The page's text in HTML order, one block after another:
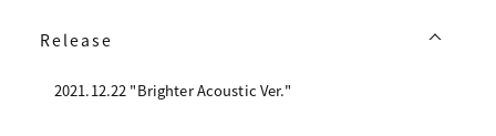
Release
2021.12.22 "Brighter Acoustic Ver."